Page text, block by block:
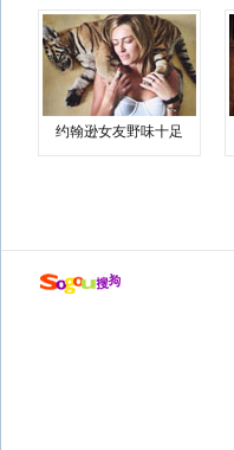
约翰逊女友野味十足